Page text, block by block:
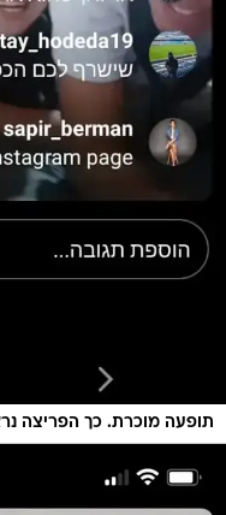
תופעה מוכרת. כך הפריצה